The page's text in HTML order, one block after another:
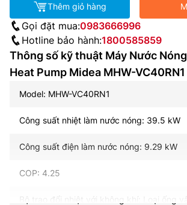
Thêm giỏ hàng
Gọi đặt mua:0983666996
Hotline bảo hành:1800585859
Thông số kỹ thuật Máy Nước
Heat Pump Midea MHW-VC40RN1
Model: MHW-VC40RN1
Công suất nhiệt làm nước nóng: 39.5 kW
Công suất điện làm nước nóng: 9.29 kW
COP: 4.25
Bộ trao đổi nhiệt với không khí: Loại ống